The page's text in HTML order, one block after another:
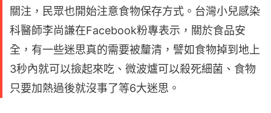
關注，民眾也開始注意食物保存方式。台灣小兒感染
科醫師李尚謙在Facebook粉專表示，關於食品安
全，有一些迷思真的需要被釐清，譬如食物掉到地上
3秒內就可以撿起來吃、微波爐可以殺死細菌、食物
只要加熱過後就沒事了等6大迷思。